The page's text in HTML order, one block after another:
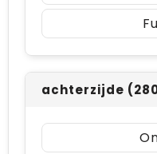
achterzijde